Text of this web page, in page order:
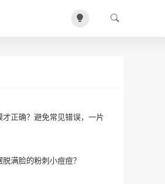
才正确？避免常见错误，一片
满脸的粉刺小痘痘？